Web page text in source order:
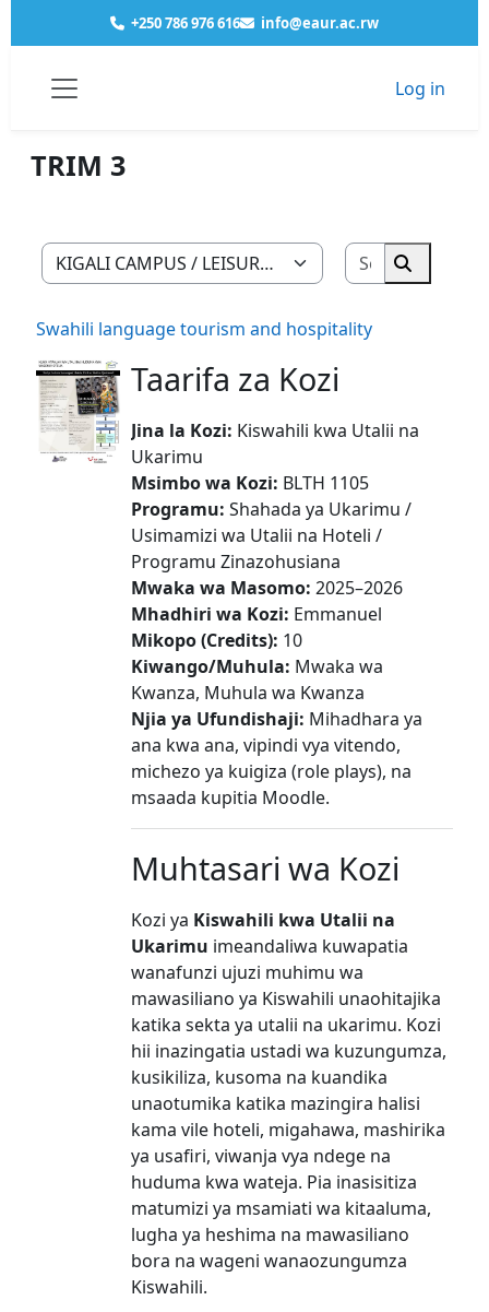
Skip to main content+250 786 976 616 info@eaur.ac.rw
Log in
Courses
TRIM 3
Course categories
Search
Search
Swahili language tourism and hospitality
Taarifa za Kozi
Jina la Kozi: Kiswahili kwa Utalii na
Ukarimu
Msimbo wa Kozi: BLTH 1105
Programu: Shahada ya Ukarimu /
Usimamizi wa Utalii na Hoteli /
Programu Zinazohusiana
Mwaka wa Masomo: 2025–2026
Mhadhiri wa Kozi: Emmanuel
Mikopo (Credits): 10
Kiwango/Muhula: Mwaka wa
Kwanza, Muhula wa Kwanza
Njia ya Ufundishaji: Mihadhara ya
ana kwa ana, vipindi vya vitendo,
michezo ya kuigiza (role plays), na
msaada kupitia Moodle.
Muhtasari wa Kozi
Kozi ya Kiswahili kwa Utalii na
Ukarimu imeandaliwa kuwapatia
wanafunzi ujuzi muhimu wa
mawasiliano ya Kiswahili unaohitajika
katika sekta ya utalii na ukarimu. Kozi
hii inazingatia ustadi wa kuzungumza,
kusikiliza, kusoma na kuandika
unaotumika katika mazingira halisi
kama vile hoteli, migahawa, mashirika
ya usafiri, viwanja vya ndege na
huduma kwa wateja. Pia inasisitiza
matumizi ya msamiati wa kitaaluma,
lugha ya heshima na mawasiliano
bora na wageni wanaozungumza
Kiswahili.